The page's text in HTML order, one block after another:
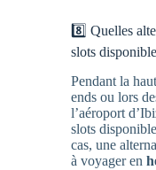
8️⃣ Quelles
slots
Pendant la
ends ou lors
l’aéroport
slots
cas, une
à voyager en